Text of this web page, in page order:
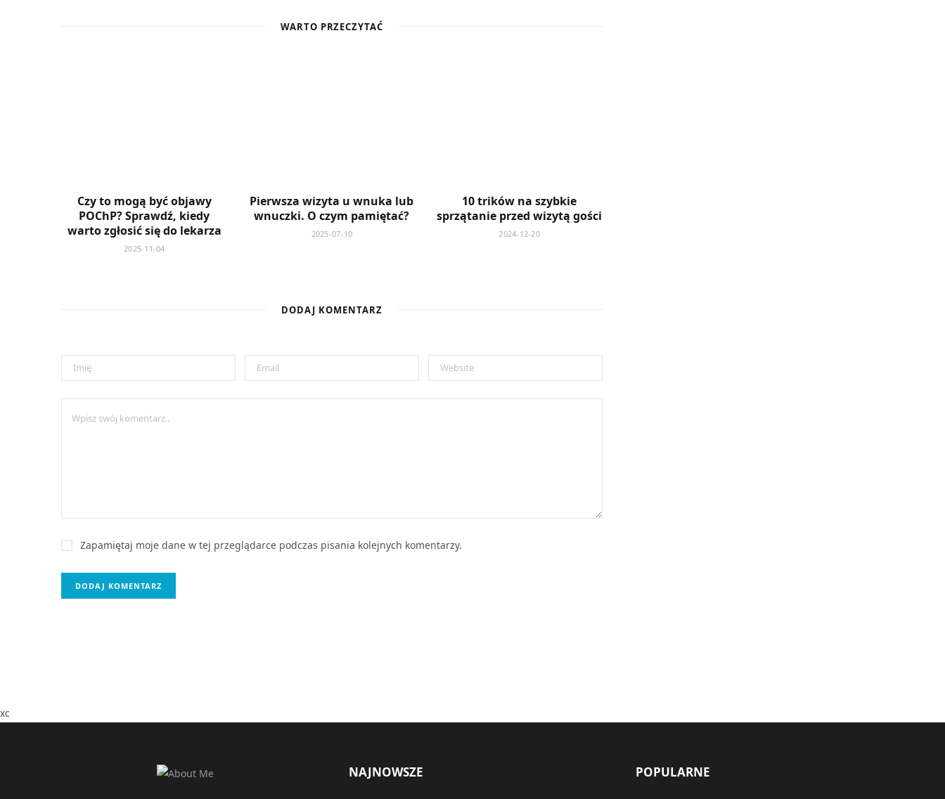
WARTO PRZECZYTAĆ
Czy to mogą być objawy
POChP? Sprawdź, kiedy
warto zgłosić się do lekarza
2025-11-04
Pierwsza wizyta u wnuka lub
wnuczki. O czym pamiętać?
2025-07-10
10 trików na szybkie
sprzątanie przed wizytą gości
2024-12-20
DODAJ KOMENTARZ
Zapamiętaj moje dane w tej przeglądarce podczas pisania kolejnych komentarzy.
xc
NAJNOWSZE POPULARNE